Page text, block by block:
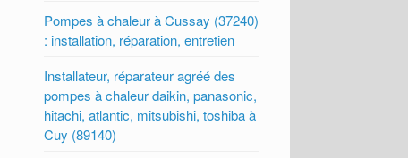
Pompes à chaleur à Cussay (37240)
: installation, réparation, entretien
Installateur, réparateur agréé des
pompes à chaleur daikin, panasonic,
hitachi, atlantic, mitsubishi, toshiba à
Cuy (89140)